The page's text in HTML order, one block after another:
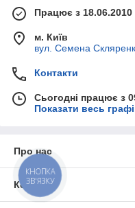
Працює з 18.06.2010
м. Київ
вул. Семена
Контакти
Сьогодні працює з
Показати весь
Про нас
Контакти
КНОПКА
ЗВ'ЯЗКУ